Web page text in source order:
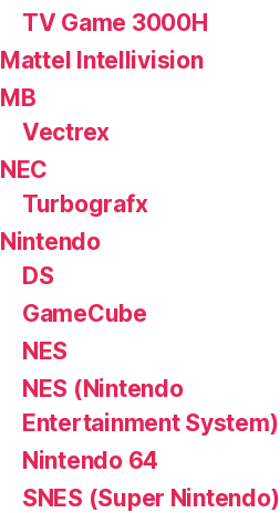
TV Game 3000H
Mattel Intellivision
MB
Vectrex
NEC
Turbografx
Nintendo
DS
GameCube
NES
NES (Nintendo
Entertainment System)
Nintendo 64
SNES (Super Nintendo)